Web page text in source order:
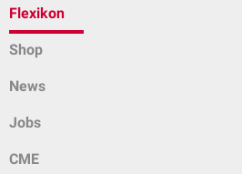
Flexikon
Shop
News
Jobs
CME